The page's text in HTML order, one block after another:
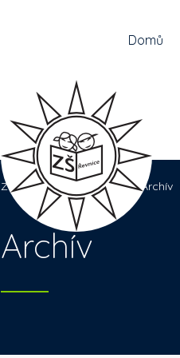
Domů
Základní škola Řevnice > Archív
Archív